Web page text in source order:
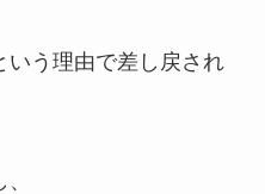
いう理由で差し戻され